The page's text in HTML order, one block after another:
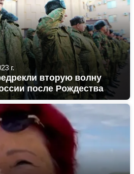
г.
вторую волну
после Рождества